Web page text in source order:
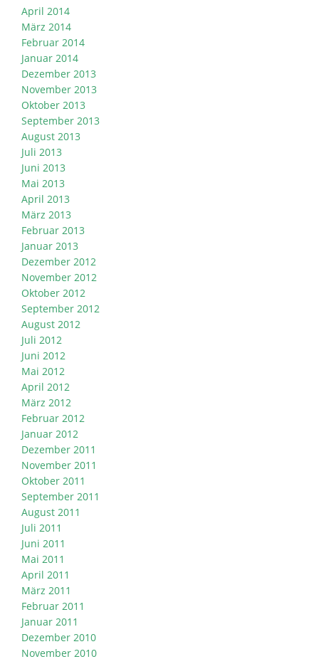
April 2014
März 2014
Februar 2014
Januar 2014
Dezember 2013
November 2013
Oktober 2013
September 2013
August 2013
Juli 2013
Juni 2013
Mai 2013
April 2013
März 2013
Februar 2013
Januar 2013
Dezember 2012
November 2012
Oktober 2012
September 2012
August 2012
Juli 2012
Juni 2012
Mai 2012
April 2012
März 2012
Februar 2012
Januar 2012
Dezember 2011
November 2011
Oktober 2011
September 2011
August 2011
Juli 2011
Juni 2011
Mai 2011
April 2011
März 2011
Februar 2011
Januar 2011
Dezember 2010
November 2010